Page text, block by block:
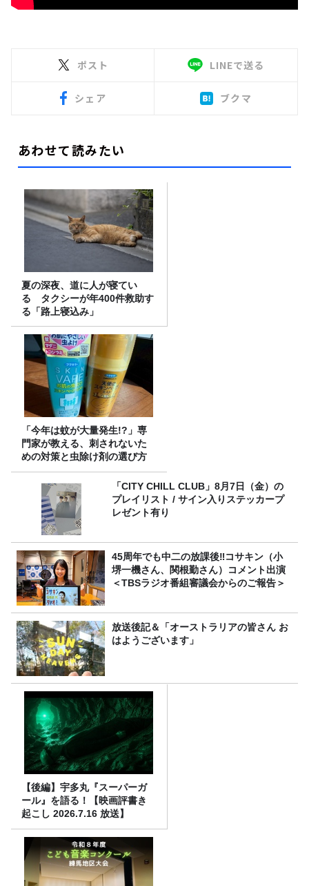
ポスト LINEで送る
シェア ブクマ
あわせて読みたい
夏の深夜、道に人が寝てい
る タクシーが年400件救助す
る「路上寝込み」
「今年は蚊が大量発生!?」専
門家が教える、刺されないた
めの対策と虫除け剤の選び方
「CITY CHILL CLUB」8月7日（金）の
プレイリスト / サイン入りステッカープ
レゼント有り
45周年でも中二の放課後‼コサキン（小
堺一機さん、関根勤さん）コメント出演
＜TBSラジオ番組審議会からのご報告＞
放送後記＆「オーストラリアの皆さん お
はようございます」
【後編】宇多丸『スーパーガ
ール』を語る！【映画評書き
起こし 2026.7.16 放送】